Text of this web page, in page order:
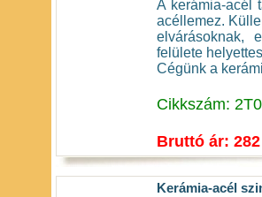
A kerámia-acél
acéllemez.
elvárásoknak,
felülete
Cégünk a
Cikkszám:
Bruttó ár:
Kerámia-acél